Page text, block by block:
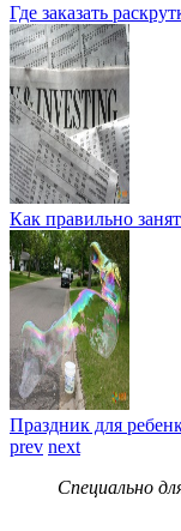
Где заказать
Как правильно
Праздник для
prev next
Специально